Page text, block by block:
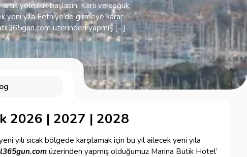
yolculuk başlasın. Karlı ve soğuk
yeni yıla Fethiye’de girmeye karar
üzerinden yapmış […]
2026 | 2027 | 2028
yılı sıcak bölgede karşılamak için bu yıl ailecek yeni yıla
n.com üzerinden yapmış olduğumuz Marina Butik Hotel’